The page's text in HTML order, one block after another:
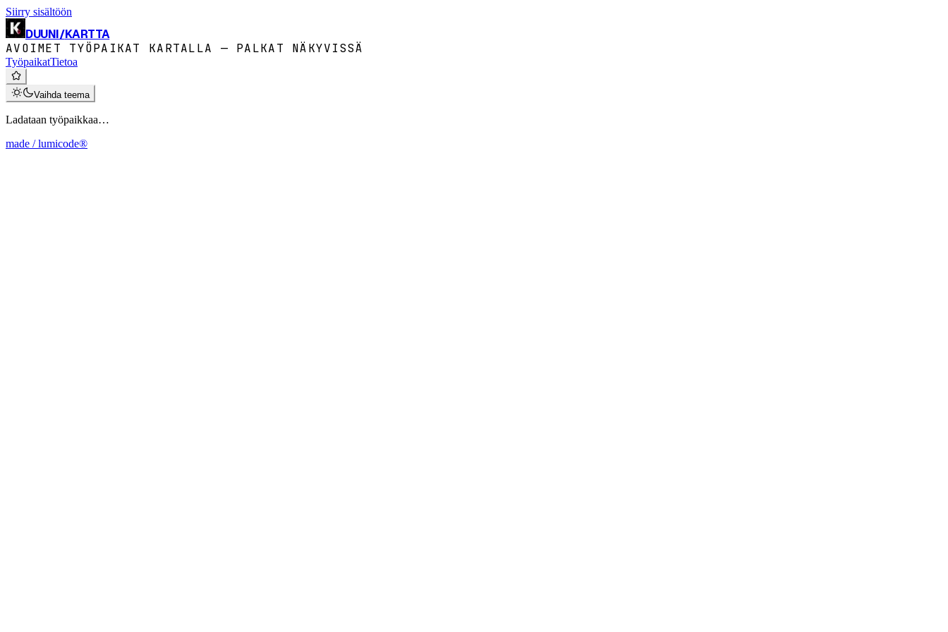
Siirry sisältöön
DUUNI/KARTTA
AVOIMET TYÖPAIKAT KARTALLA — PALKAT NÄKYVISSÄ
TyöpaikatTietoa
Vaihda teema
Ladataan työpaikkaa…
made / lumicode®